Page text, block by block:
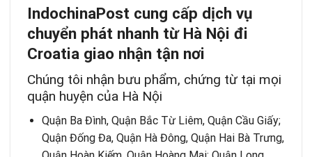
IndochinaPost cung cấp dịch vụ
chuyển phát nhanh từ Hà Nội đi
Croatia giao nhận tận nơi
Chúng tôi nhận bưu phẩm, chứng từ tại mọi
quận huyện của Hà Nội
Quận Ba Đình, Quận Bắc Từ Liêm, Quận Cầu Giấy;
Quận Đống Đa, Quận Hà Đông, Quận Hai Bà Trưng,